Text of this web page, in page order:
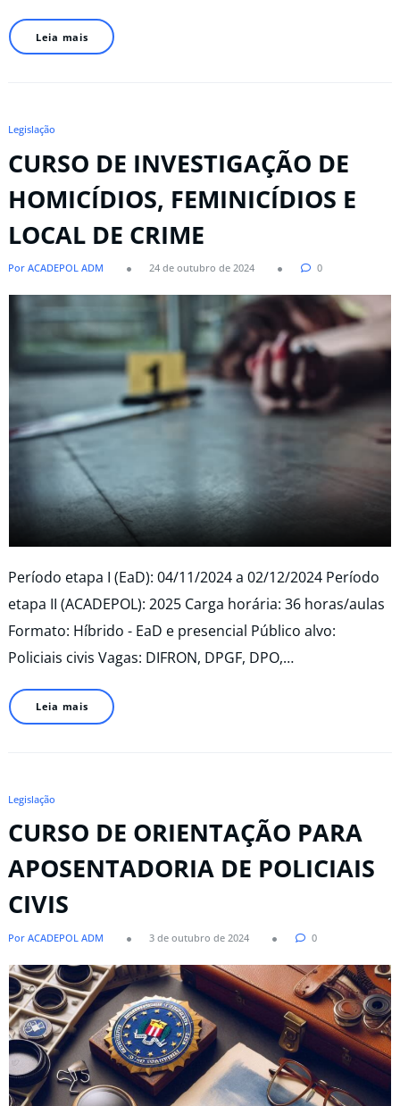
Leia mais
Legislação
CURSO DE INVESTIGAÇÃO DE
HOMICÍDIOS, FEMINICÍDIOS E
LOCAL DE CRIME
Por ACADEPOL ADM 24 de outubro de 2024 0
Período etapa I (EaD): 04/11/2024 a 02/12/2024 Período
etapa II (ACADEPOL): 2025 Carga horária: 36 horas/aulas
Formato: Híbrido - EaD e presencial Público alvo:
Policiais civis Vagas: DIFRON, DPGF, DPO,…
Leia mais
Legislação
CURSO DE ORIENTAÇÃO PARA
APOSENTADORIA DE POLICIAIS
CIVIS
Por ACADEPOL ADM 3 de outubro de 2024 0